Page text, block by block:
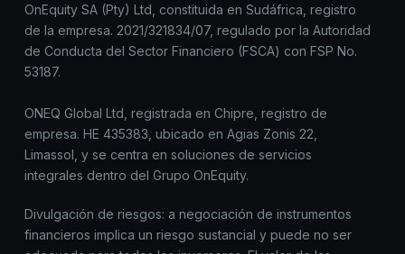
OnEquity SA (Pty) Ltd, constituida en Sudáfrica, registro
de la empresa. 2021/321834/07, regulado por la Autoridad
de Conducta del Sector Financiero (FSCA) con FSP No.
53187.
ONEQ Global Ltd, registrada en Chipre, registro de
empresa. HE 435383, ubicado en Agias Zonis 22,
Limassol, y se centra en soluciones de servicios
integrales dentro del Grupo OnEquity.
Divulgación de riesgos: a negociación de instrumentos
financieros implica un riesgo sustancial y puede no ser